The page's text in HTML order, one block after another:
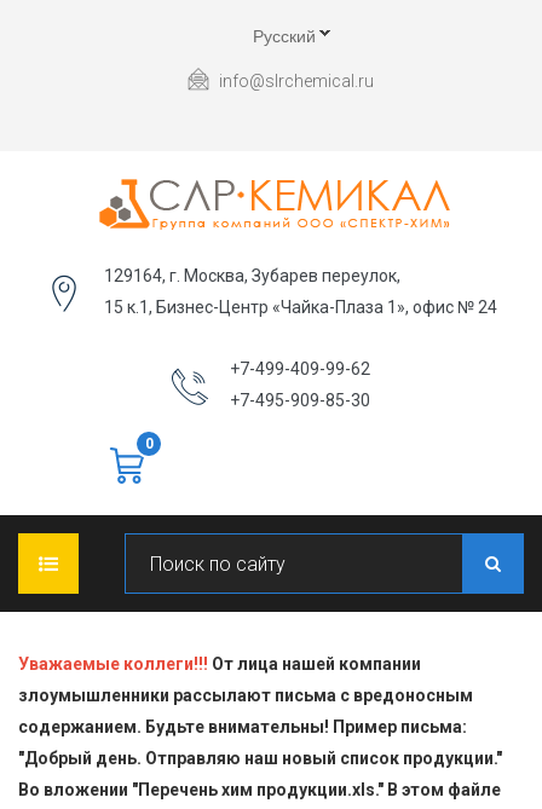
Русский
info@slrchemical.ru
129164, г. Москва, Зубарев переулок,
15 к.1, Бизнес-Центр «Чайка-Плаза 1», офис № 24
+7-499-409-99-62
+7-495-909-85-30
0
О КОМПАНИИ
ПРОДУКЦИЯ
Уважаемые коллеги!!! От лица нашей компании
злоумышленники рассылают письма с вредоносным
содержанием. Будьте внимательны! Пример письма:
"Добрый день. Отправляю наш новый список продукции."
Во вложении "Перечень хим продукции.xls." В этом файле